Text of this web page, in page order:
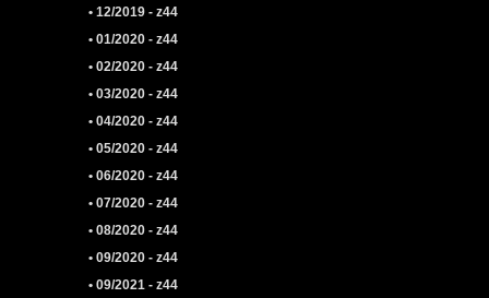
• 12/2019 - z44
• 01/2020 - z44
• 02/2020 - z44
• 03/2020 - z44
• 04/2020 - z44
• 05/2020 - z44
• 06/2020 - z44
• 07/2020 - z44
• 08/2020 - z44
• 09/2020 - z44
• 09/2021 - z44